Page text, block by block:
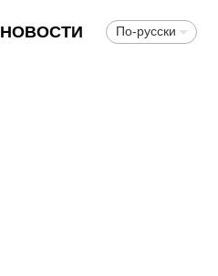
НОВОСТИ По-русски